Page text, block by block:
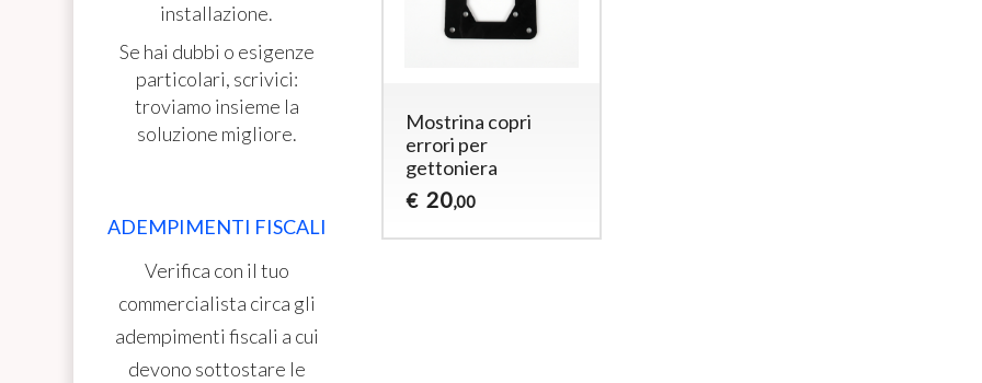
Mostrina copri
errori per
gettoniera
€ 20,00
installazione.
Se hai dubbi o esigenze
particolari, scrivici:
troviamo insieme la
soluzione migliore.
ADEMPIMENTI FISCALI
Verifica con il tuo
commercialista circa gli
adempimenti fiscali a cui
devono sottostare le